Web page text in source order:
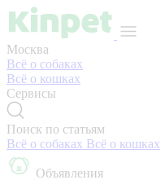
Москва
Всё о собаках
Всё о кошках
Сервисы
Поиск по статьям
Всё о собаках Всё о кошках
Объявления